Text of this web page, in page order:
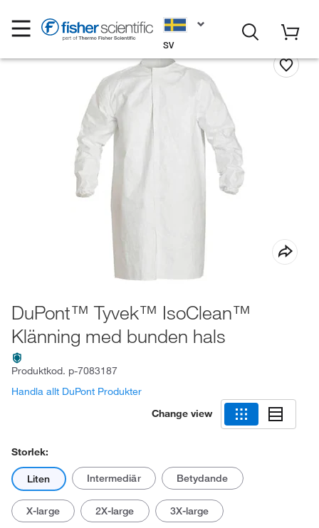
SV
DuPont™ Tyvek™ IsoClean™
Klänning med bunden hals
Produktkod. p-7083187
Handla allt DuPont Produkter
Change view
Storlek:
Liten Intermediär Betydande
X-large 2X-large 3X-large